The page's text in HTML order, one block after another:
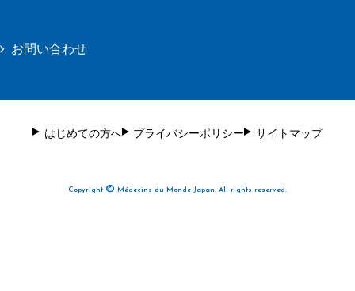
お問い合わせ
はじめての方へ プライバシーポリシー サイトマップ
Copyright © Médecins du Monde Japan. All rights reserved.